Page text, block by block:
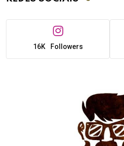
16K Followers